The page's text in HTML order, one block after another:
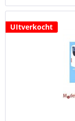
UItverkocht